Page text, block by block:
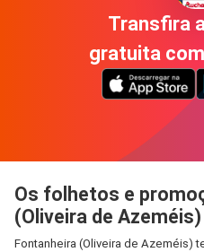
Transfira
gratuita
Os folhetos e
(Oliveira de Azeméis)
Fontanheira (Oliveira de Azeméis)